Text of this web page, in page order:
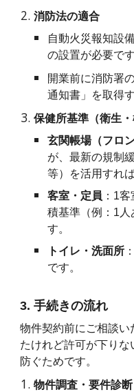
消防法の適合
自動火災報知設
の設置が必要です
開業前に消防署
通知書」を取得
保健所基準（衛生・
玄関帳場（フロ
が、最新の規制
等）を活用すれ
客室・定員 ：1
積基準（例：1人
す。
トイレ・洗面所
です。
3. 手続きの流れ
物件契約前にご相談い
たけれど許可が下り
防ぐためです。
物件調査・要件診断